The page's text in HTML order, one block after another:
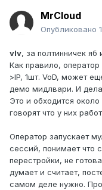
MrCloud
Опубликовано
vIv, за полтинничек яб
Как правило,
>IP, 1шт. VoD, может
демо мидлвари. И
Это и обходится около
говорят что у них
Оператор запускает
сессий, понимает что
перестройки, не
думает и считает,
самом деле нужно.